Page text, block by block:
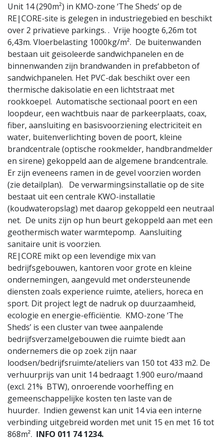
Unit 14 (290m²) in KMO-zone ‘The Sheds’ op de
RE|CORE-site is gelegen in industriegebied en beschikt
over 2 privatieve parkings. . Vrije hoogte 6,26m tot
6,43m. Vloerbelasting 1000kg/m². De buitenwanden
bestaan uit geïsoleerde sandwichpanelen en de
binnenwanden zijn brandwanden in prefabbeton of
sandwichpanelen. Het PVC-dak beschikt over een
thermische dakisolatie en een lichtstraat met
rookkoepel. Automatische sectionaal poort en een
loopdeur, een wachtbuis naar de parkeerplaats, coax,
fiber, aansluiting en basisvoorziening electriciteit en
water, buitenverlichting boven de poort, kleine
brandcentrale (optische rookmelder, handbrandmelder
en sirene) gekoppeld aan de algemene brandcentrale.
Er zijn eveneens ramen in de gevel voorzien worden
(zie detailplan). De verwarmingsinstallatie op de site
bestaat uit een centrale KWO-installatie
(koudwateropslag) met daarop gekoppeld een neutraal
net. De units zijn op hun beurt gekoppeld aan met een
geothermisch water warmtepomp. Aansluiting
sanitaire unit is voorzien.
RE|CORE mikt op een levendige mix van
bedrijfsgebouwen, kantoren voor grote en kleine
ondernemingen, aangevuld met ondersteunende
diensten zoals experience ruimte, ateliers, horeca en
sport. Dit project legt de nadruk op duurzaamheid,
ecologie en energie-efficiëntie. KMO-zone ‘The
Sheds’ is een cluster van twee aanpalende
bedrijfsverzamelgebouwen die ruimte biedt aan
ondernemers die op zoek zijn naar
loodsen/bedrijfsruimte/ateliers van 150 tot 433 m2. De
verhuurprijs van unit 14 bedraagt 1.900 euro/maand
(excl. 21% BTW), onroerende voorheffing en
gemeenschappelijke kosten ten laste van de
huurder. Indien gewenst kan unit 14 via een interne
verbinding uitgebreid worden met unit 15 en met 16 tot
868m². INFO 011 74 1234.